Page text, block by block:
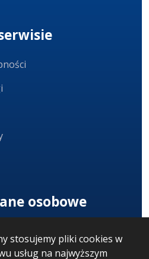
stosujemy pliki cookies w
usług na najwyższym
osobowe